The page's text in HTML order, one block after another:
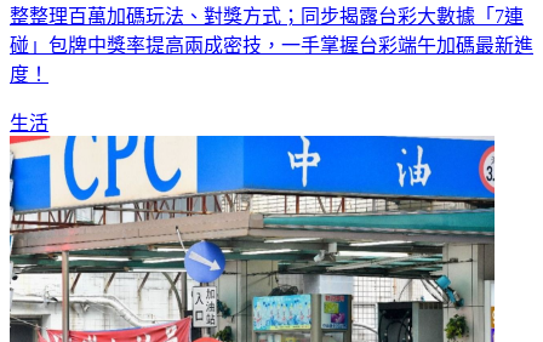
大樂透端午加碼開獎號碼與100組100萬促銷獎號剩餘組數。完
整整理百萬加碼玩法、對獎方式；同步揭露台彩大數據「7連
碰」包牌中獎率提高兩成密技，一手掌握台彩端午加碼最新進
生活